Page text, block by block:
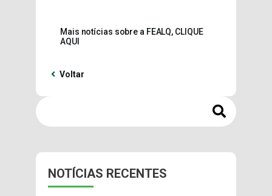
Mais notícias sobre a FEALQ, CLIQUE
AQUI
Voltar
NOTÍCIAS RECENTES